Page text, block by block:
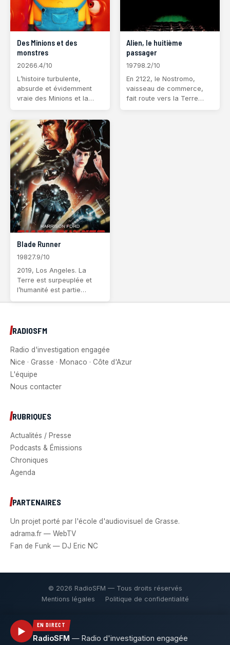
Des Minions et des
monstres
20266.4/10
L’histoire turbulente,
absurde et évidemment
vraie des Minions et la
devenus de véritables
stars de cinéma, ont tout
perdu, ont libéré des
monstres dans no
Alien, le huitième
passager
19798.2/10
En 2122, le Nostromo,
vaisseau de commerce,
fait route vers la Terre
Blade Runner
19827.9/10
2019, Los Angeles. La
Terre est surpeuplée et
l’humanité est partie
androïdes que rien ne peut
Conçus
▶
EN DIRECT
RadioSFM — Radio d'investigation engagée
RADIOSFM
Radio d'investigation engagée
Nice · Grasse · Monaco · Côte d'Azur
L'équipe
Nous contacter
RUBRIQUES
Actualités / Presse
Podcasts & Émissions
Chroniques
Agenda
PARTENAIRES
Un projet porté par l'école d'audiovisuel de Grasse.
adrama.fr — WebTV
Fan de Funk — DJ Eric NC
© 2026 RadioSFM — Tous droits réservés
Mentions légales
Politique de confidentialité